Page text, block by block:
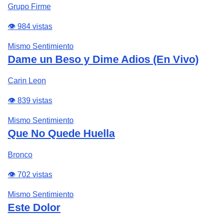
Grupo Firme
👁️ 984 vistas
Mismo Sentimiento
Dame un Beso y Dime Adios (En Vivo)
Carin Leon
👁️ 839 vistas
Mismo Sentimiento
Que No Quede Huella
Bronco
👁️ 702 vistas
Mismo Sentimiento
Este Dolor